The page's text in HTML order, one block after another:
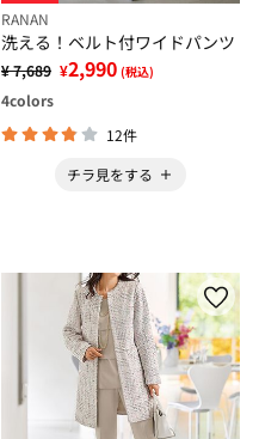
RANAN
洗える！ベルト付ワイドパンツ
¥ 7,689 ¥2,990 (税込)
4colors
12件
チラ見をする